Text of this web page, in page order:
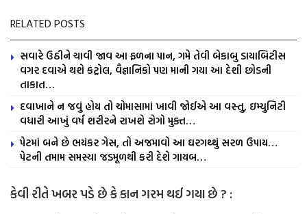
RELATED POSTS
સવારે ઉઠીને ચાવી જાવ આ ફળના પાન, ગમે તેવી બેકાબુ ડાયાબિટીસ
વગર દવાએ થશે કંટ્રોલ, વૈજ્ઞાનિકો પણ માની ગયા આ દેશી છોડની
તાકાત…
દવાખાને ન જવું હોય તો ચોમાસામાં ખાવી જોઈએ આ વસ્તુ, ઇમ્યુનિટી
વધારી આખું વર્ષ શરીરને રાખશે રોગો મુક્ત…
પેટમાં બને છે ભયંકર ગેસ, તો અજમાવો આ ઘરગથ્થું સરળ ઉપાય…
પેટની તમામ સમસ્યા જડમૂળથી કરી દેશે ગાયબ…
કેવી રીતે ખબર પડે છે કે કાન ગરમ થઈ ગયા છે ? :